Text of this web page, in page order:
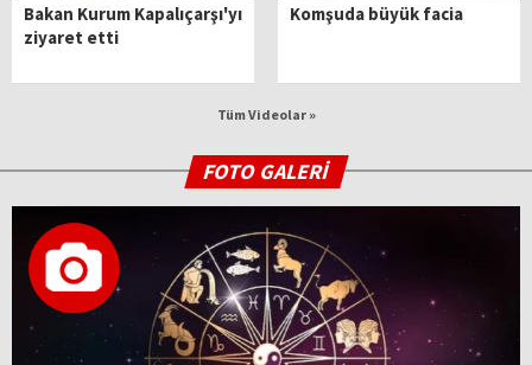
Bakan Kurum Kapalıçarşı'yı
ziyaret etti
Komşuda büyük facia
Tüm Videolar »
FOTO GALERİ